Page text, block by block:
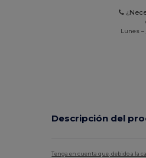
Lunes –
Descripción del
Tenga en cuenta que, debido a la